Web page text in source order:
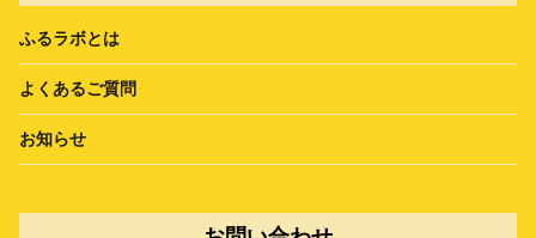
ふるラボとは
よくあるご質問
お知らせ